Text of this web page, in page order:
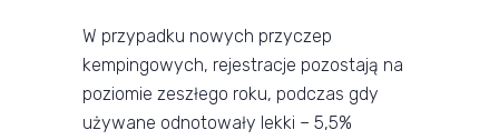
W przypadku nowych przyczep
kempingowych, rejestracje pozostają na
poziomie zeszłego roku, podczas gdy
używane odnotowały lekki – 5,5%